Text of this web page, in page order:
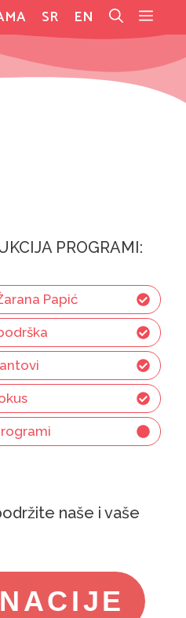
SR EN
PROGRAMI:
Papić
naše i vaše